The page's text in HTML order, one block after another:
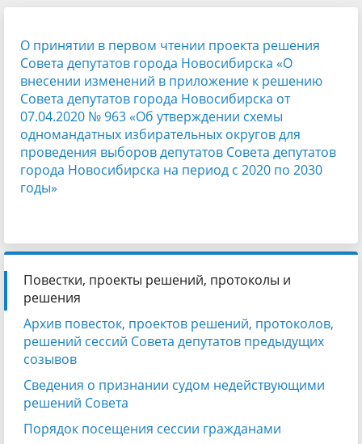
О принятии в первом чтении проекта решения
Совета депутатов города Новосибирска «О
внесении изменений в приложение к решению
Совета депутатов города Новосибирска от
07.04.2020 № 963 «Об утверждении схемы
одномандатных избирательных округов для
проведения выборов депутатов Совета депутатов
города Новосибирска на период с 2020 по 2030
годы»
Повестки, проекты решений, протоколы и
решения
Архив повесток, проектов решений, протоколов,
решений сессий Совета депутатов предыдущих
созывов
Сведения о признании судом недействующими
решений Совета
Порядок посещения сессии гражданами